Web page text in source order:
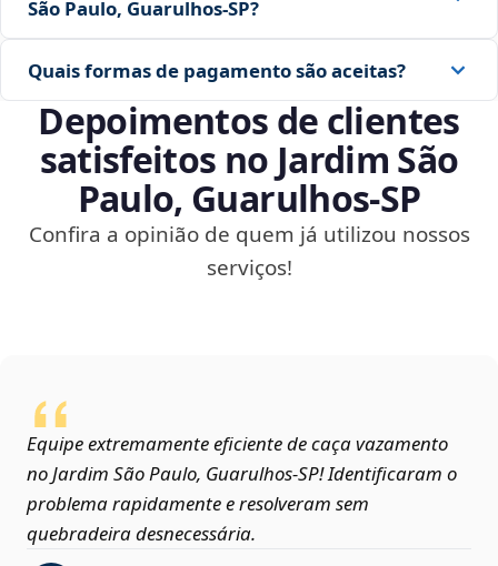
São Paulo, Guarulhos‑SP?
Quais formas de pagamento são aceitas?
Depoimentos de clientes
satisfeitos no Jardim São
Paulo, Guarulhos‑SP
Confira a opinião de quem já utilizou nossos
serviços!
Equipe extremamente eficiente de caça vazamento
no Jardim São Paulo, Guarulhos‑SP! Identificaram o
problema rapidamente e resolveram sem
quebradeira desnecessária.